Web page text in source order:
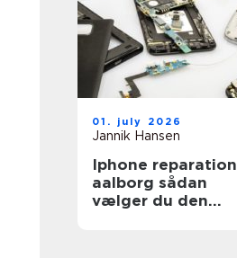
01. july 2026
Jannik Hansen
Iphone reparation
aalborg sådan
vælger du den